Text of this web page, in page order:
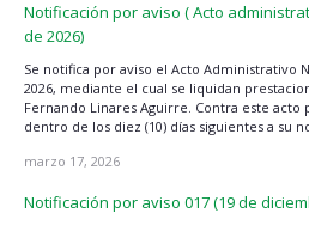
Notificación por aviso ( Acto
de 2026)
Se notifica por aviso el Acto Administrativo
2026, mediante el cual se liquidan
Fernando Linares Aguirre. Contra este
dentro de los diez (10) días siguientes a su
marzo 17, 2026
Notificación por aviso 017 (19 de